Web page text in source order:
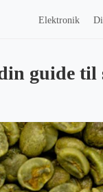
Elektronik
guide til